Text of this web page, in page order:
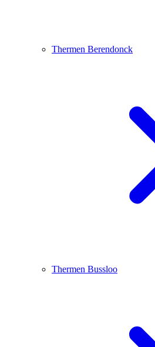
Thermen Berendonck
Thermen Bussloo